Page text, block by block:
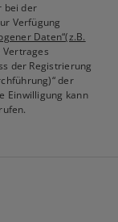
bei der
Verfügung
Daten“(z.B.
Vertrages
der Registrierung
der
Einwilligung kann